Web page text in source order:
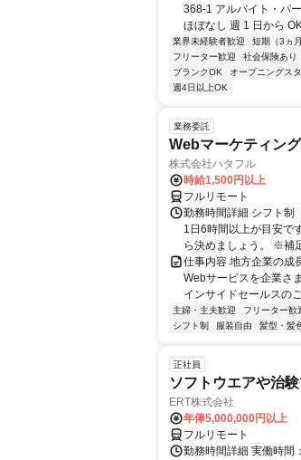
368-1 アルバイト・パ
ほぼなし 週 1 日から
業界未経験者歓迎 短期（3ヵ
フリーター歓迎
社会保険あり
ブランクOK
オープニングス
週4日以上OK
業務委託
Webマーケティン
株式会社ハタフル
時給1,500円以上
フルリモート
勤務時間詳細 シフト制
1日6時間以上が目安で
ら決めましょう。 ※補
仕事内容 地方企業の成
Webサービスを企業さ
インサイドセールスの
主婦・主夫歓迎 フリーター歓
シフト制
服装自由 髪型・髪
正社員
ソフトウエアや治
ERT株式会社
年俸5,000,000円以上
フルリモート
勤務時間詳細 実働時間